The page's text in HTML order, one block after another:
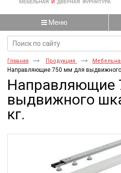
Меню
Главная Продукция
Направляющие 750 мм для
Направляющие
выдвижного
кг.